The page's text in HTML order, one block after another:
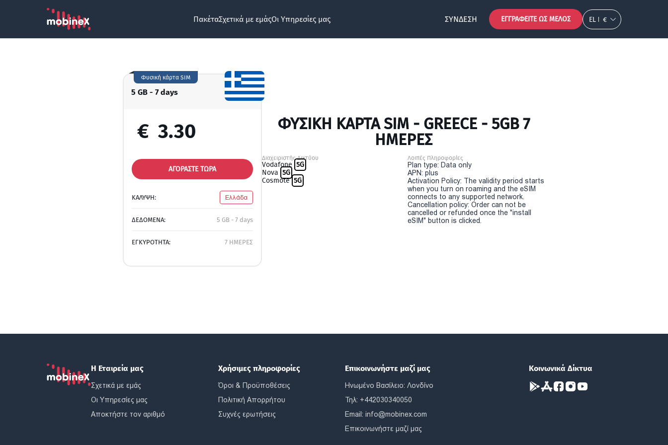
ΠακέταΣχετικά με εμάςΟι Υπηρεσίες μας ΣΎΝΔΕΣΗ ΕΓΓΡΑΦΕΊΤΕ ΩΣ ΜΈΛΟΣ EL €
5 GB - 7 days
Φυσική κάρτα SIM
€ 3.30
ΑΓΟΡΑΣΤΕ ΤΩΡΑ
ΚΑΛΥΨΗ: Ελλάδα
ΔΕΔΟΜΕΝΑ: 5 GB - 7 days
ΕΓΚΥΡΟΤΗΤΑ: 7 ΗΜΕΡΕΣ
ΦΥΣΙΚΉ ΚΆΡΤΑ SIM - GREECE - 5GB 7
ΗΜΕΡΕΣ
Διαχειριστής Δικτύου
Vodafone 5G
Nova 5G
Cosmote 5G
Λοιπές Πληροφορίες
Plan type: Data only
APN: plus
Activation Policy: The validity period starts
when you turn on roaming and the eSIM
connects to any supported network.
Cancellation policy: Order can not be
cancelled or refunded once the "install
eSIM" button is clicked.
Η Εταιρεία μας
Σχετικά με εμάς
Οι Υπηρεσίες μας
Αποκτήστε τον αριθμό
Χρήσιμες πληροφορίες
Όροι & Προϋποθέσεις
Πολιτική Απορρήτου
Συχνές ερωτήσεις
Επικοινωνήστε μαζί μας
Ηνωμένο Βασίλειο: Λονδίνο
Τηλ: +442030340050
Email:info@mobinex.com
Επικοινωνήστε μαζί μας
Κοινωνικά Δίκτυα